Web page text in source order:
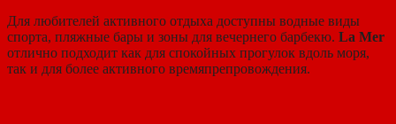
Для любителей активного отдыха доступны водные виды
спорта, пляжные бары и зоны для вечернего барбекю. La Mer
отлично подходит как для спокойных прогулок вдоль моря,
так и для более активного времяпрепровождения.